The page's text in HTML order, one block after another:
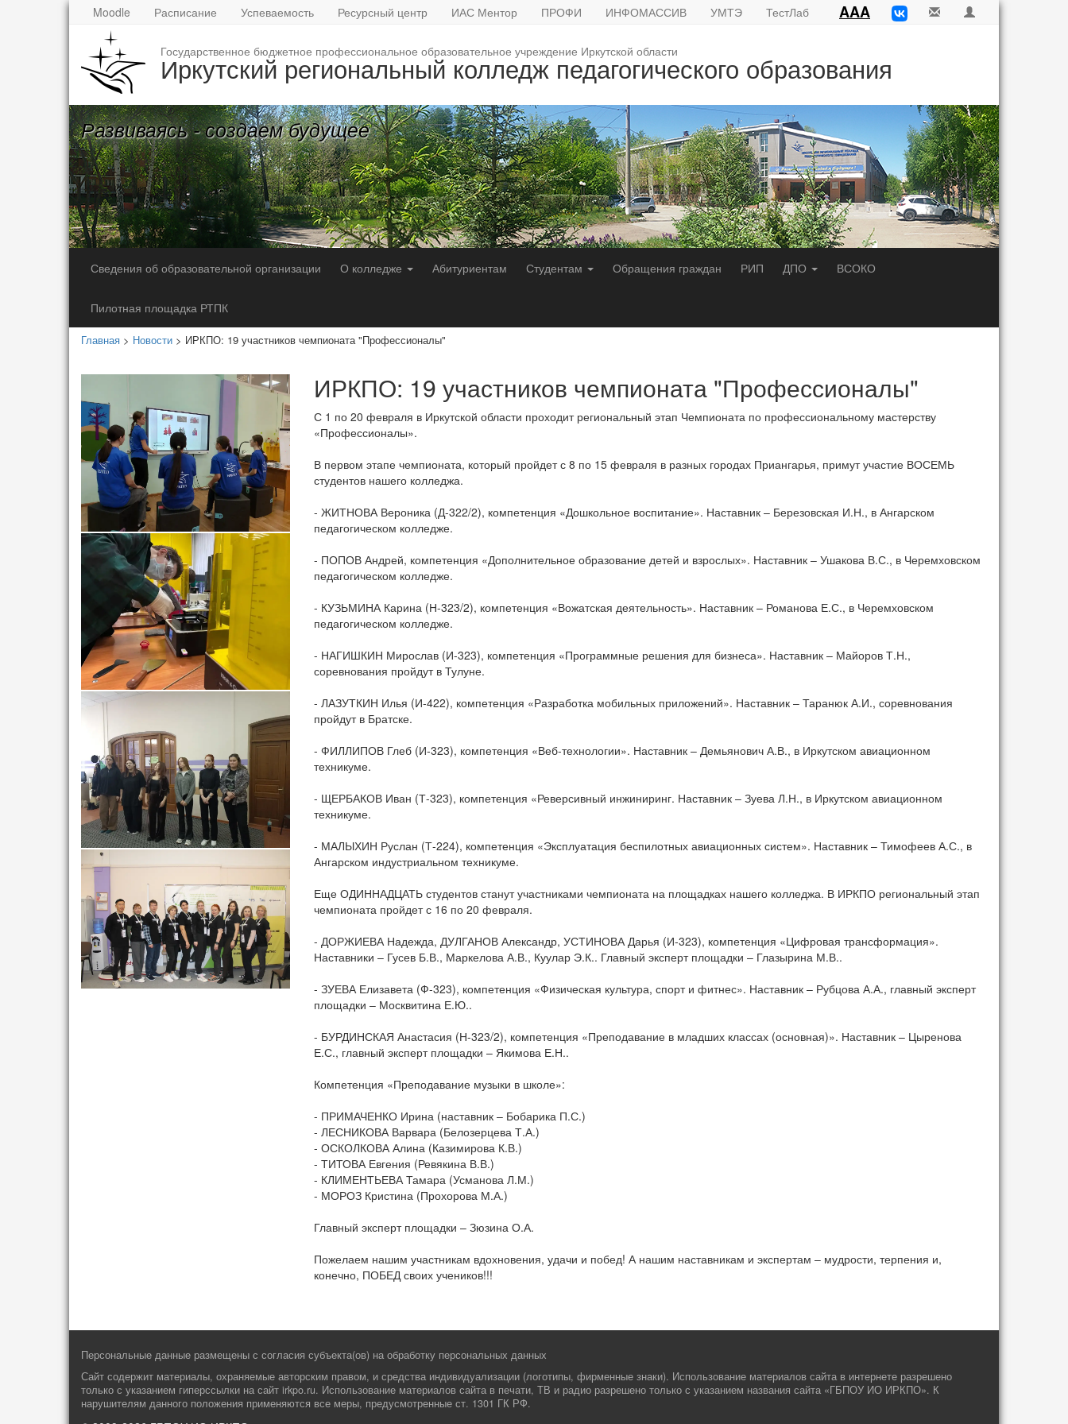
Moodle Расписание Успеваемость Ресурсный центр ИАС Ментор ПРОФИ ИНФОМАССИВ УМТЭ ТестЛаб AAA
Государственное бюджетное профессиональное образовательное учреждение Иркутской области
Иркутский региональный колледж педагогического образования
Развиваясь - создаем будущее
Сведения об образовательной организации О колледже Абитуриентам Студентам Обращения граждан РИП ДПО ВСОКО
Пилотная площадка РТПК
Главная > Новости > ИРКПО: 19 участников чемпионата "Профессионалы"
ИРКПО: 19 участников чемпионата "Профессионалы"
С 1 по 20 февраля в Иркутской области проходит региональный этап Чемпионата по профессиональному мастерству
«Профессионалы».
В первом этапе чемпионата, который пройдет с 8 по 15 февраля в разных городах Приангарья, примут участие ВОСЕМЬ
студентов нашего колледжа.
- ЖИТНОВА Вероника (Д-322/2), компетенция «Дошкольное воспитание». Наставник – Березовская И.Н., в Ангарском
педагогическом колледже.
- ПОПОВ Андрей, компетенция «Дополнительное образование детей и взрослых». Наставник – Ушакова В.С., в Черемховском
педагогическом колледже.
- КУЗЬМИНА Карина (Н-323/2), компетенция «Вожатская деятельность». Наставник – Романова Е.С., в Черемховском
педагогическом колледже.
- НАГИШКИН Мирослав (И-323), компетенция «Программные решения для бизнеса». Наставник – Майоров Т.Н.,
соревнования пройдут в Тулуне.
- ЛАЗУТКИН Илья (И-422), компетенция «Разработка мобильных приложений». Наставник – Таранюк А.И., соревнования
пройдут в Братске.
- ФИЛЛИПОВ Глеб (И-323), компетенция «Веб-технологии». Наставник – Демьянович А.В., в Иркутском авиационном
техникуме.
- ЩЕРБАКОВ Иван (Т-323), компетенция «Реверсивный инжиниринг. Наставник – Зуева Л.Н., в Иркутском авиационном
техникуме.
- МАЛЫХИН Руслан (Т-224), компетенция «Эксплуатация беспилотных авиационных систем». Наставник – Тимофеев А.С., в
Ангарском индустриальном техникуме.
Еще ОДИННАДЦАТЬ студентов станут участниками чемпионата на площадках нашего колледжа. В ИРКПО региональный этап
чемпионата пройдет с 16 по 20 февраля.
- ДОРЖИЕВА Надежда, ДУЛГАНОВ Александр, УСТИНОВА Дарья (И-323), компетенция «Цифровая трансформация».
Наставники – Гусев Б.В., Маркелова А.В., Куулар Э.К.. Главный эксперт площадки – Глазырина М.В..
- ЗУЕВА Елизавета (Ф-323), компетенция «Физическая культура, спорт и фитнес». Наставник – Рубцова А.А., главный эксперт
площадки – Москвитина Е.Ю..
- БУРДИНСКАЯ Анастасия (Н-323/2), компетенция «Преподавание в младших классах (основная)». Наставник – Цыренова
Е.С., главный эксперт площадки – Якимова Е.Н..
Компетенция «Преподавание музыки в школе»:
- ПРИМАЧЕНКО Ирина (наставник – Бобарика П.С.)
- ЛЕСНИКОВА Варвара (Белозерцева Т.А.)
- ОСКОЛКОВА Алина (Казимирова К.В.)
- ТИТОВА Евгения (Ревякина В.В.)
- КЛИМЕНТЬЕВА Тамара (Усманова Л.М.)
- МОРОЗ Кристина (Прохорова М.А.)
Главный эксперт площадки – Зюзина О.А.
Пожелаем нашим участникам вдохновения, удачи и побед! А нашим наставникам и экспертам – мудрости, терпения и,
конечно, ПОБЕД своих учеников!!!
Персональные данные размещены с согласия субъекта(ов) на обработку персональных данных
Сайт содержит материалы, охраняемые авторским правом, и средства индивидуализации (логотипы, фирменные знаки). Использование материалов сайта в интернете разрешено
только с указанием гиперссылки на сайт irkpo.ru. Использование материалов сайта в печати, ТВ и радио разрешено только с указанием названия сайта «ГБПОУ ИО ИРКПО». К
нарушителям данного положения применяются все меры, предусмотренные ст. 1301 ГК РФ.